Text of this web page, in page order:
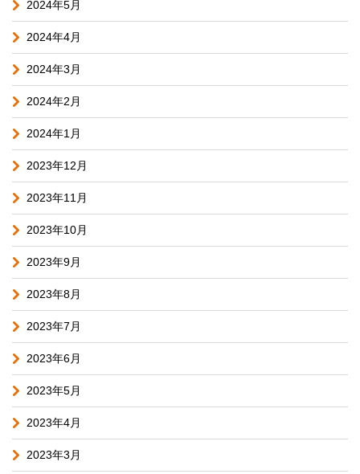
2024年5月
2024年4月
2024年3月
2024年2月
2024年1月
2023年12月
2023年11月
2023年10月
2023年9月
2023年8月
2023年7月
2023年6月
2023年5月
2023年4月
2023年3月